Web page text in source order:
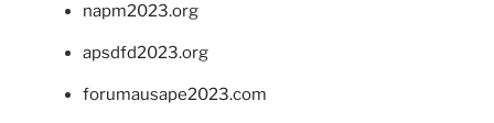
napm2023.org
apsdfd2023.org
forumausape2023.com